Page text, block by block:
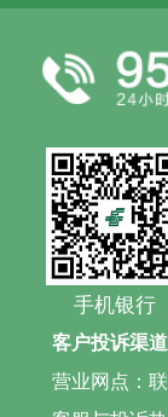
手机银行
客户投诉渠道
营业网点：